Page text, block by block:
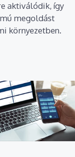
aktiválódik, így
megoldást
környezetben.